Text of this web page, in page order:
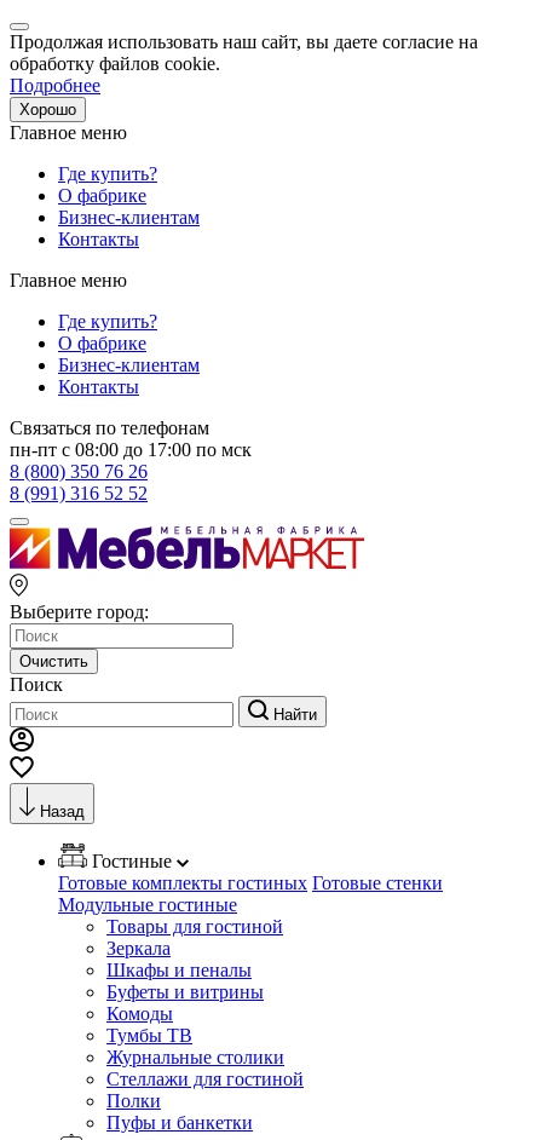
Продолжая использовать наш сайт, вы даете согласие на
обработку файлов cookie.
Подробнее
Хорошо
Главное меню
Где купить?
О фабрике
Бизнес-клиентам
Контакты
Главное меню
Где купить?
О фабрике
Бизнес-клиентам
Контакты
Связаться по телефонам
пн-пт с 08:00 до 17:00 по мск
8 (800) 350 76 26
8 (991) 316 52 52
Выберите город:
Очистить
Поиск
Найти
Назад
Гостиные
Готовые комплекты гостиных Готовые стенки
Модульные гостиные
Товары для гостиной
Зеркала
Шкафы и пеналы
Буфеты и витрины
Комоды
Тумбы ТВ
Журнальные столики
Стеллажи для гостиной
Полки
Пуфы и банкетки